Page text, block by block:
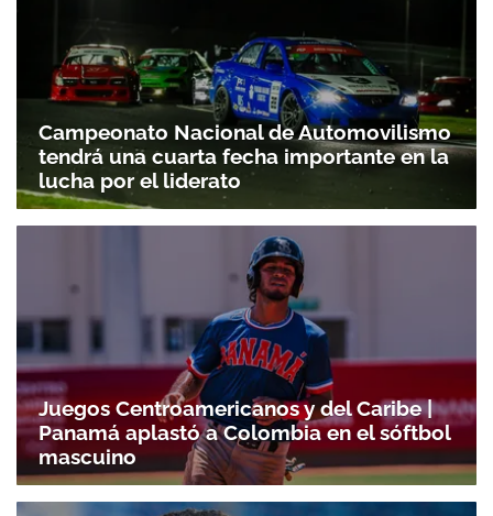
Campeonato Nacional de Automovilismo
tendrá una cuarta fecha importante en la
lucha por el liderato
Juegos Centroamericanos y del Caribe |
Panamá aplastó a Colombia en el sóftbol
mascuino